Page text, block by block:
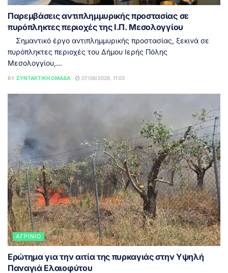
Παρεμβάσεις αντιπλημμυρικής προστασίας σε
πυρόπληκτες περιοχές της Ι.Π. Μεσολογγίου
Σημαντικό έργο αντιπλημμυρικής προστασίας, ξεκινά σε
πυρόπληκτες περιοχές του Δήμου Ιερής Πόλης
Μεσολογγίου,...
BY ΣΥΝΤΑΚΤΙΚΉ ΟΜΆΔΑ 07/08/2026, 11:03
ΑΓΡΊΝΙΟ
Ερώτημα για την αιτία της πυρκαγιάς στην Υψηλή
Παναγιά Ελαιοφύτου